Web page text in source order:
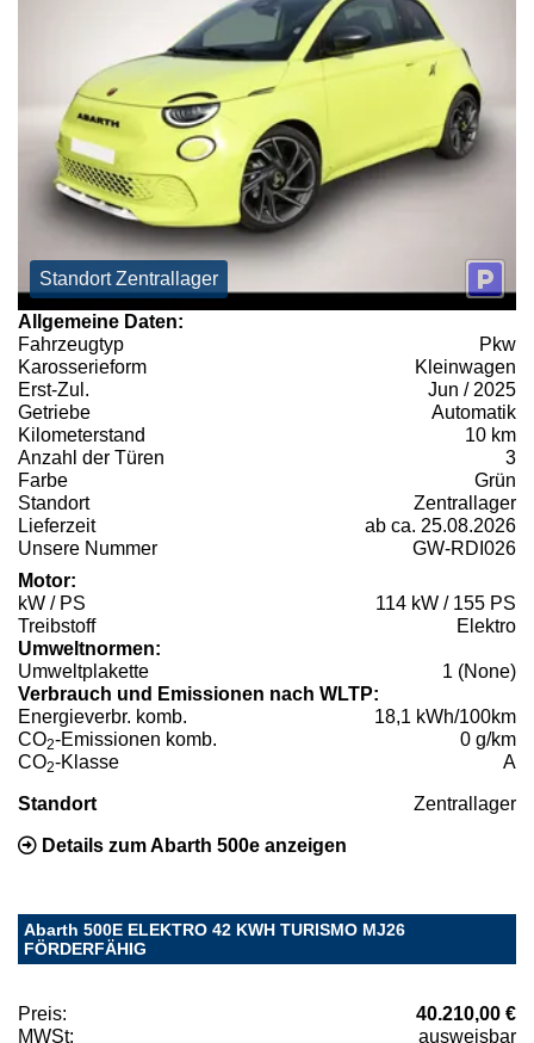
Standort Zentrallager
Allgemeine Daten:
Fahrzeugtyp
Pkw
Karosserieform
Kleinwagen
Erst-Zul.
Jun / 2025
Getriebe
Automatik
Kilometerstand
10 km
Anzahl der Türen
3
Farbe
Grün
Standort
Zentrallager
Lieferzeit
ab ca. 25.08.2026
Unsere Nummer
GW-RDI026
Motor:
kW / PS
114 kW / 155 PS
Treibstoff
Elektro
Umweltnormen:
Umweltplakette
1 (None)
Verbrauch und Emissionen nach WLTP:
Energieverbr. komb.
18,1 kWh/100km
CO2-Emissionen komb.
0 g/km
CO2-Klasse A
Standort Zentrallager
Details zum Abarth 500e anzeigen
Abarth 500E ELEKTRO 42 KWH TURISMO MJ26
FÖRDERFÄHIG
Preis:
40.210,00 €
MWSt:
ausweisbar